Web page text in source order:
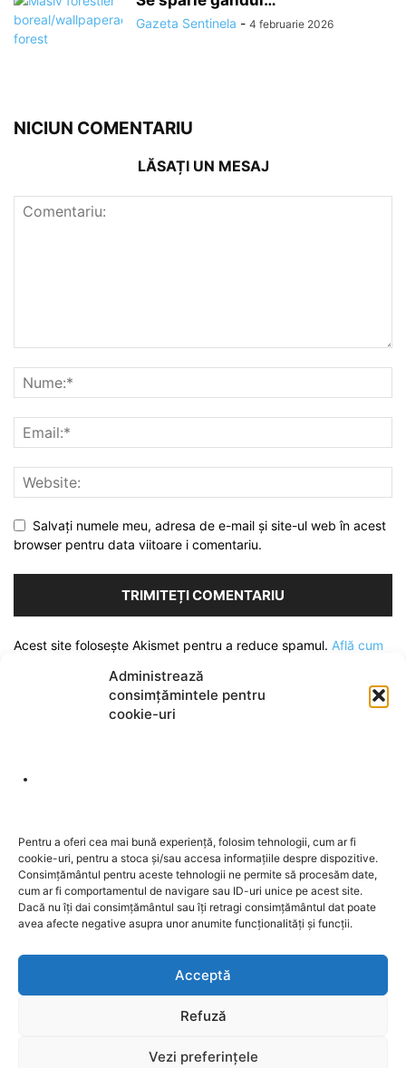
Administrează
consimțămintele pentru
cookie-uri
Pentru a oferi cea mai bună experiență, folosim tehnologii, cum ar fi
cookie-uri, pentru a stoca și/sau accesa informațiile despre dispozitive.
Consimțământul pentru aceste tehnologii ne permite să procesăm date,
cum ar fi comportamentul de navigare sau ID-uri unice pe acest site.
Dacă nu îți dai consimțământul sau îți retragi consimțământul dat poate
avea afecte negative asupra unor anumite funcționalități și funcții.
Acceptă
Refuză
Vezi preferințele
Gazeta Sentinela - 4 februarie 2026
NICIUN COMENTARIU
LĂSAȚI UN MESAJ
Salvați numele meu, adresa de e-mail și site-ul web în acest
browser pentru data viitoare i comentariu.
Acest site folosește Akismet pentru a reduce spamul. Află cum
Contactați-ne: redactia@sentinela.ro
URMAȚI-NE
Publicitate Contact